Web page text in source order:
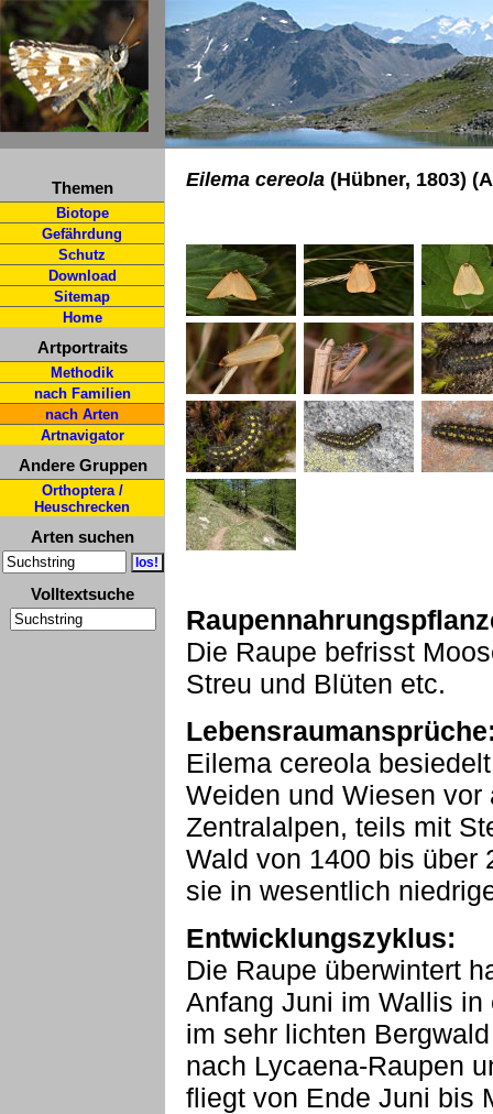
Themen
Biotope
Gefährdung
Schutz
Download
Sitemap
Home
Artportraits
Methodik
nach Familien
nach Arten
Artnavigator
Andere Gruppen
Orthoptera /
Heuschrecken
Arten suchen
Volltextsuche
Eilema cereola (Hübner, 1803)
Die Raupe befrisst
Streu und Blüten etc.
Eilema cereola
Weiden und Wiesen
Zentralalpen, teils mit
Wald von 1400 bis über
sie in wesentlich
Entwicklungszyklus:
Die Raupe überwintert
Anfang Juni im Wallis
im sehr lichten
nach Lycaena-Raupen
fliegt von Ende Juni bis